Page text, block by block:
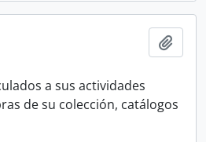
a sus actividades
de su colección, catálogos